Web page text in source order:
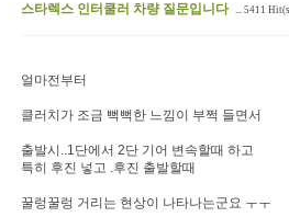
스타렉스 인터쿨러 차량 질문입니다 ... 5411
얼마전부터
클러치가 조금 뻑뻑한 느낌이 부쩍 들면서
출발시..1단에서 2단 기어 변속할때 하고
특히 후진 넣고 .후진 출발할때
꿀렁꿀렁 거리는 현상이 나타나는군요 ㅜㅜ